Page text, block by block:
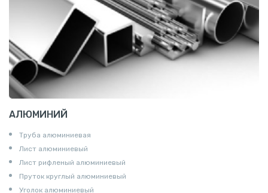
АЛЮМИНИЙ
Труба алюминиевая
Лист алюминиевый
Лист рифленый алюминиевый
Пруток круглый алюминиевый
Уголок алюминиевый